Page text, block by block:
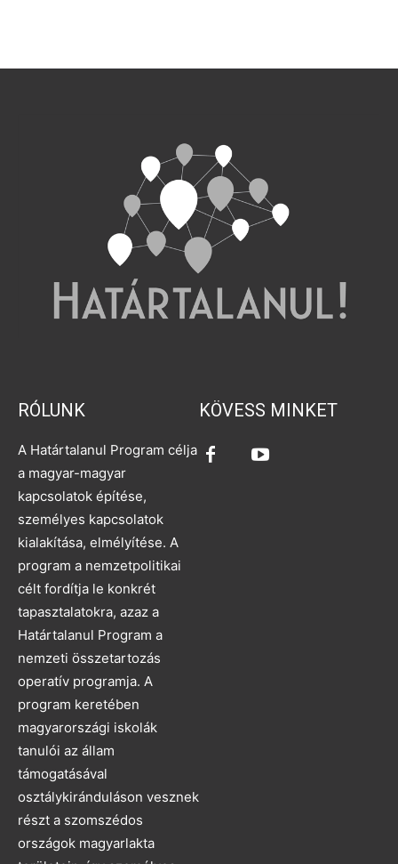
RÓLUNK
A Határtalanul Program célja
a magyar-magyar
kapcsolatok építése,
személyes kapcsolatok
kialakítása, elmélyítése. A
program a nemzetpolitikai
célt fordítja le konkrét
tapasztalatokra, azaz a
Határtalanul Program a
nemzeti összetartozás
operatív programja. A
program keretében
magyarországi iskolák
tanulói az állam
támogatásával
osztálykiránduláson vesznek
részt a szomszédos
országok magyarlakta
KÖVESS MINKET